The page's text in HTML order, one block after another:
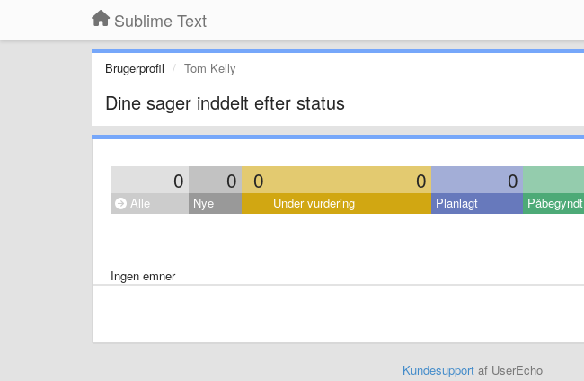
Sublime Text
Brugerprofil Tom Kelly
Dine sager inddelt efter status
0 0 0 0 0
Alle Nye Under vurdering Planlagt Påbegyndt
Ingen emner
Kundesupportaf UserEcho